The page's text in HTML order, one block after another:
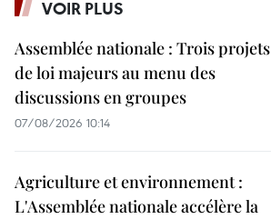
VOIR PLUS
Assemblée nationale : Trois projets
de loi majeurs au menu des
discussions en groupes
07/08/2026 10:14
Agriculture et environnement :
L'Assemblée nationale accélère la